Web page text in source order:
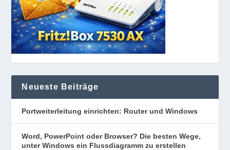
Neueste Beiträge
Portweiterleitung einrichten: Router und Windows
Word, PowerPoint oder Browser? Die besten Wege,
unter Windows ein Flussdiagramm zu erstellen